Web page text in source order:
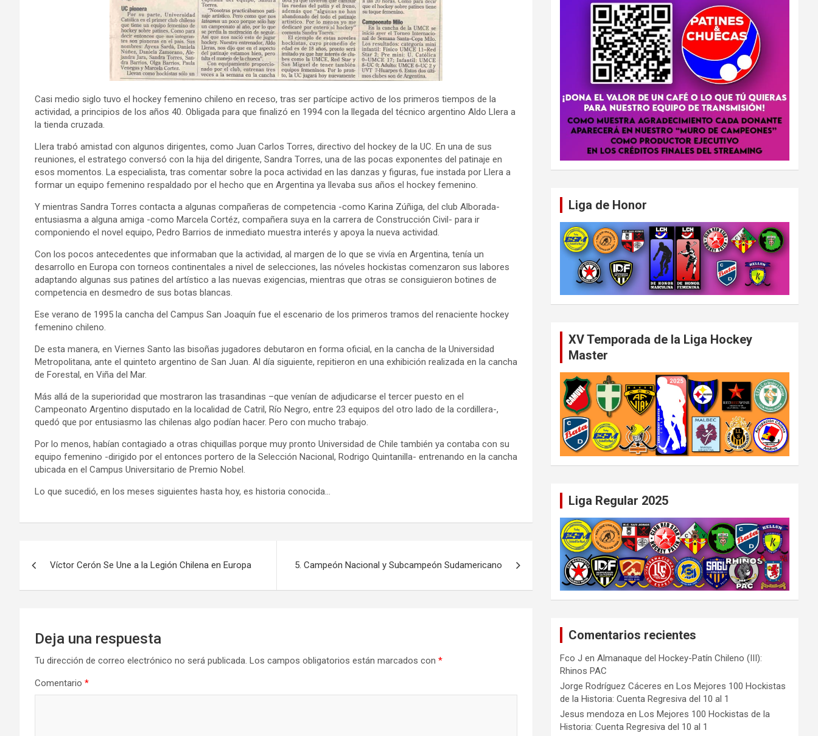
Casi medio siglo tuvo el hockey femenino chileno en receso, tras ser partícipe activo de los primeros tiempos de la
actividad, a principios de los años 40. Obligada para que finalizó en 1994 con la llegada del técnico argentino Aldo Llera a
la tienda cruzada.
Llera trabó amistad con algunos dirigentes, como Juan Carlos Torres, directivo del hockey de la UC. En una de sus
reuniones, el estratego conversó con la hija del dirigente, Sandra Torres, una de las pocas exponentes del patinaje en
esos momentos. La especialista, tras comentar sobre la poca actividad en las danzas y figuras, fue instada por Llera a
formar un equipo femenino respaldado por el hecho que en Argentina ya llevaba sus años el hockey femenino.
Y mientras Sandra Torres contacta a algunas compañeras de competencia -como Karina Zúñiga, del club Alborada-
entusiasma a alguna amiga -como Marcela Cortéz, compañera suya en la carrera de Construcción Civil- para ir
componiendo el novel equipo, Pedro Barrios de inmediato muestra interés y apoya la nueva actividad.
Con los pocos antecedentes que informaban que la actividad, al margen de lo que se vivía en Argentina, tenía un
desarrollo en Europa con torneos continentales a nivel de selecciones, las nóveles hockistas comenzaron sus labores
adaptando algunas sus patines del artístico a las nuevas exigencias, mientras que otras se consiguieron botines de
competencia en desmedro de sus botas blancas.
Ese verano de 1995 la cancha del Campus San Joaquín fue el escenario de los primeros tramos del renaciente hockey
femenino chileno.
De esta manera, en Viernes Santo las bisoñas jugadores debutaron en forma oficial, en la cancha de la Universidad
Metropolitana, ante el quinteto argentino de San Juan. Al día siguiente, repitieron en una exhibición realizada en la cancha
de Forestal, en Viña del Mar.
Más allá de la superioridad que mostraron las trasandinas –que venían de adjudicarse el tercer puesto en el
Campeonato Argentino disputado en la localidad de Catril, Río Negro, entre 23 equipos del otro lado de la cordillera-,
quedó que por entusiasmo las chilenas algo podían hacer. Pero con mucho trabajo.
Por lo menos, habían contagiado a otras chiquillas porque muy pronto Universidad de Chile también ya contaba con su
equipo femenino -dirigido por el entonces portero de la Selección Nacional, Rodrigo Quintanilla- entrenando en la cancha
ubicada en el Campus Universitario de Premio Nobel.
Lo que sucedió, en los meses siguientes hasta hoy, es historia conocida…
Víctor Cerón Se Une a la Legión Chilena en Europa 5. Campeón Nacional y Subcampeón Sudamericano
Deja una respuesta
Tu dirección de correo electrónico no será publicada. Los campos obligatorios están marcados con *
Comentario *
Liga de Honor
XV Temporada de la Liga Hockey
Master
Liga Regular 2025
Comentarios recientes
Fco J enAlmanaque del Hockey-Patín Chileno (III):
Rhinos PAC
Jorge Rodríguez Cáceres enLos Mejores 100 Hockistas
de la Historia: Cuenta Regresiva del 10 al 1
Jesus mendoza enLos Mejores 100 Hockistas de la
Historia: Cuenta Regresiva del 10 al 1